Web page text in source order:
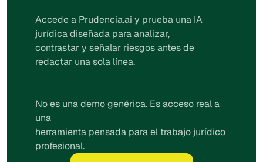
Accede a Prudencia.ai y prueba una IA
jurídica diseñada para analizar,
contrastar y señalar riesgos antes de
redactar una sola línea.
No es una demo genérica. Es acceso real a
una
herramienta pensada para el trabajo jurídico
profesional.